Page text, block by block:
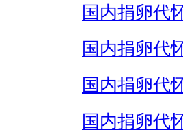
国内捐卵代
国内捐卵代
国内捐卵代
国内捐卵代